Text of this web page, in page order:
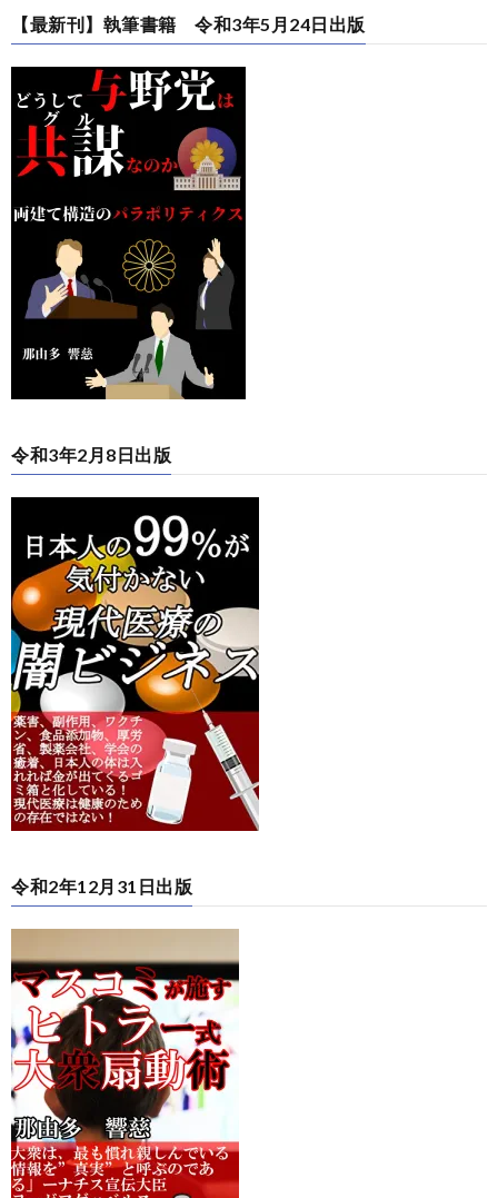
【最新刊】執筆書籍 令和3年5月24日出版
令和3年2月8日出版
令和2年12月31日出版